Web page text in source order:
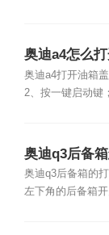
奥迪a4怎么
奥迪a4打开油箱
2、按一键启动键
奥迪q3后备
奥迪q3后备箱的
左下角的后备箱